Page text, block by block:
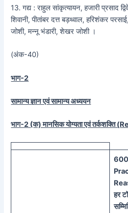
13. गद्य : राहुल सांकृत्यायन, हजारी प्रसाद
शिवानी, पीतांबर दत्त बड़थ्वाल, हरिशंकर
जोशी, मन्नू भंडारी, शेखर जोशी ।
(अंक-40)
भाग-2
सामान्य ज्ञान एवं सामान्य अध्ययन
भाग-2 (क) मानसिक योग्यता एवं तर्कशक्ति (
60
हर